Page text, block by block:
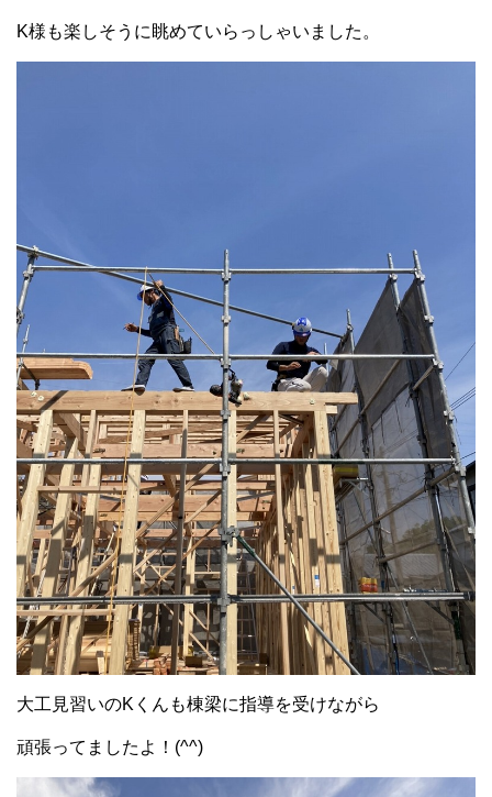
K様も楽しそうに眺めていらっしゃいました。
大工見習いのKくんも棟梁に指導を受けながら
頑張ってましたよ！(^^)